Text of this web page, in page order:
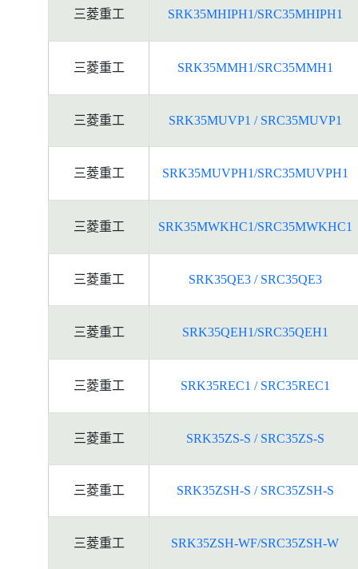
三菱重工 SRK35MHIPH1/SRC35MHIPH1
三菱重工 SRK35MMH1/SRC35MMH1
三菱重工 SRK35MUVP1 / SRC35MUVP1
三菱重工 SRK35MUVPH1/SRC35MUVPH1
三菱重工 SRK35MWKHC1/SRC35MWKHC1
三菱重工 SRK35QE3 / SRC35QE3
三菱重工 SRK35QEH1/SRC35QEH1
三菱重工 SRK35REC1 / SRC35REC1
三菱重工 SRK35ZS-S / SRC35ZS-S
三菱重工 SRK35ZSH-S / SRC35ZSH-S
三菱重工 SRK35ZSH-WF/SRC35ZSH-W